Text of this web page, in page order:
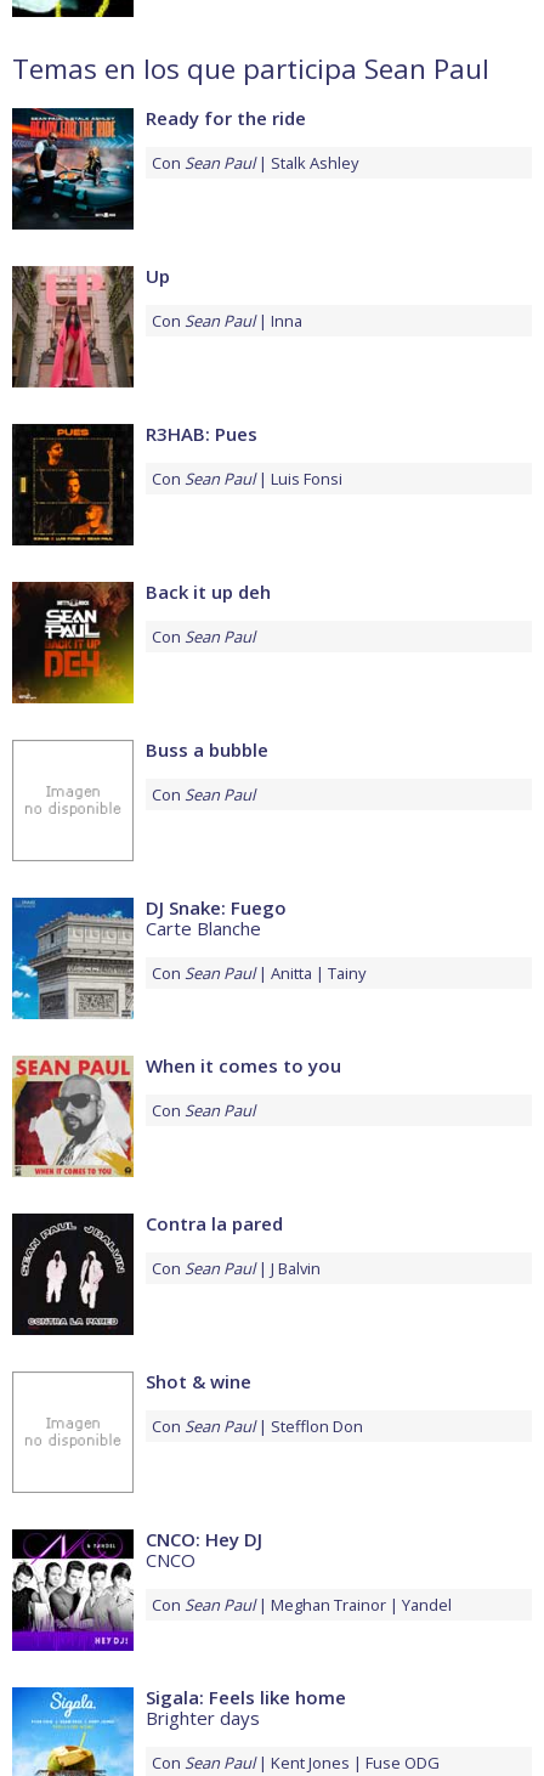
Temas en los que participa Sean Paul
Ready for the ride
Con Sean Paul Stalk Ashley
Up
Con Sean Paul Inna
R3HAB: Pues
Con Sean Paul Luis Fonsi
Back it up deh
Con Sean Paul
Buss a bubble
Con Sean Paul
DJ Snake: Fuego
Carte Blanche
Con Sean Paul Anitta Tainy
When it comes to you
Con Sean Paul
Contra la pared
Con Sean Paul J Balvin
Shot & wine
Con Sean Paul Stefflon Don
CNCO: Hey DJ
CNCO
Con Sean Paul Meghan Trainor Yandel
Sigala: Feels like home
Brighter days
Con Sean Paul Kent Jones Fuse ODG